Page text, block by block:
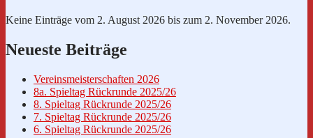
Keine Einträge vom 2. August 2026 bis zum 2. November 2026.
Neueste Beiträge
Vereinsmeisterschaften 2026
8a. Spieltag Rückrunde 2025/26
8. Spieltag Rückrunde 2025/26
7. Spieltag Rückrunde 2025/26
6. Spieltag Rückrunde 2025/26